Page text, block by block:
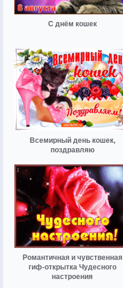
С днём кошек
Всемирный день кошек,
поздравляю
Романтичная и чувственная
гиф-открытка Чудесного
настроения